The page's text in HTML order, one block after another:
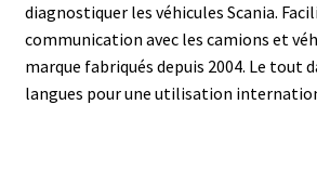
diagnostiquer les véhicules Scania.
communication avec les camions et
marque fabriqués depuis 2004. Le tout
langues pour une utilisation